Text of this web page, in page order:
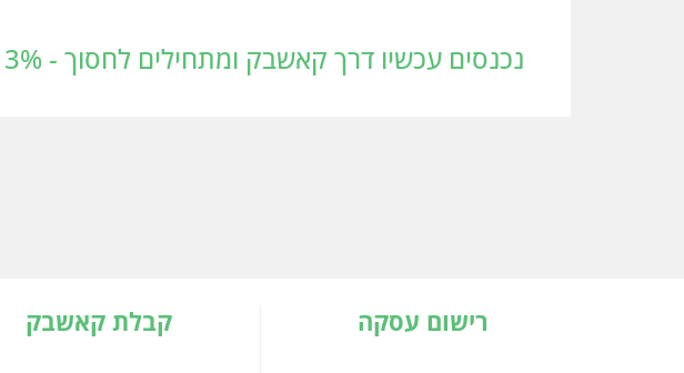
נכנסים עכשיו דרך קאשבק ומתחילים לחסוך - 3% החזר כספי
רישום עסקה קבלת קאשבק